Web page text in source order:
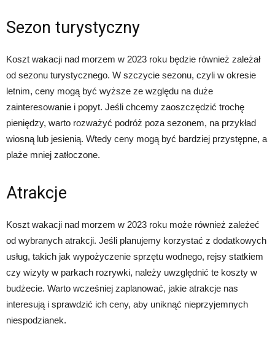
Sezon turystyczny
Koszt wakacji nad morzem w 2023 roku będzie również zależał
od sezonu turystycznego. W szczycie sezonu, czyli w okresie
letnim, ceny mogą być wyższe ze względu na duże
zainteresowanie i popyt. Jeśli chcemy zaoszczędzić trochę
pieniędzy, warto rozważyć podróż poza sezonem, na przykład
wiosną lub jesienią. Wtedy ceny mogą być bardziej przystępne, a
plaże mniej zatłoczone.
Atrakcje
Koszt wakacji nad morzem w 2023 roku może również zależeć
od wybranych atrakcji. Jeśli planujemy korzystać z dodatkowych
usług, takich jak wypożyczenie sprzętu wodnego, rejsy statkiem
czy wizyty w parkach rozrywki, należy uwzględnić te koszty w
budżecie. Warto wcześniej zaplanować, jakie atrakcje nas
interesują i sprawdzić ich ceny, aby uniknąć nieprzyjemnych
niespodzianek.